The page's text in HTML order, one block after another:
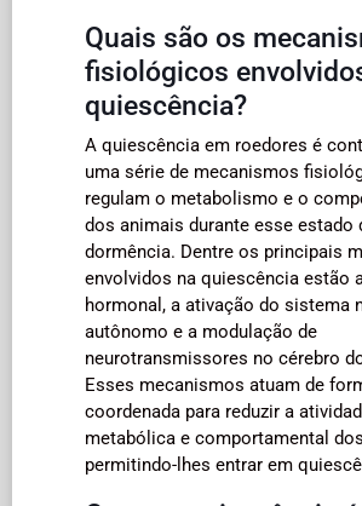
Quais são os
fisiológicos
quiescência?
A quiescência em roedores é
uma série de mecanismos
regulam o metabolismo e o
dos animais durante esse estado
dormência. Dentre os principais
envolvidos na quiescência estão
hormonal, a ativação do sistema
autônomo e a modulação de
neurotransmissores no cérebro
Esses mecanismos atuam de
coordenada para reduzir a
metabólica e comportamental
permitindo-lhes entrar em